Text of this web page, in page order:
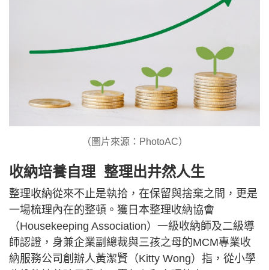
（圖片來源：PhotoAC）
收納培養自理 整理出井然人生
整理收納從來不止是執拾，在保留與捨棄之間，更是
一場梳理內在的整頓。獲日本整理收納協會
（Housekeeping Association）一級收納師及二級導
師認證，身兼企業副總裁與三孩之母的MCM專業收
納服務公司創辦人黃潔賢（Kitty Wong）指，從小學